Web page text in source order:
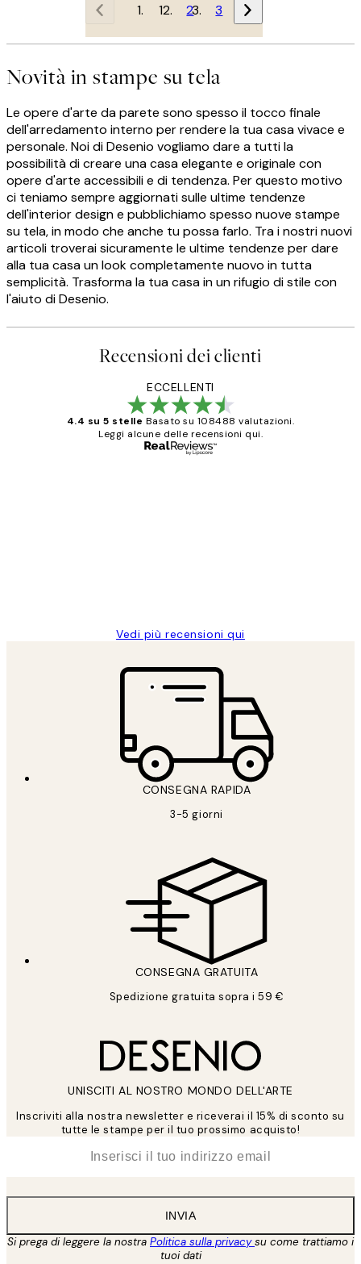
1 2 3
Novità in stampe su tela
Le opere d'arte da parete sono spesso il tocco finale
dell'arredamento interno per rendere la tua casa vivace e
personale. Noi di Desenio vogliamo dare a tutti la
possibilità di creare una casa elegante e originale con
opere d'arte accessibili e di tendenza. Per questo motivo
ci teniamo sempre aggiornati sulle ultime tendenze
dell'interior design e pubblichiamo spesso nuove stampe
su tela, in modo che anche tu possa farlo. Tra i nostri nuovi
articoli troverai sicuramente le ultime tendenze per dare
alla tua casa un look completamente nuovo in tutta
semplicità. Trasforma la tua casa in un rifugio di stile con
l'aiuto di Desenio.
Recensioni dei clienti
ECCELLENTI
4.4 su 5 stelle Basato su 108488 valutazioni.
Leggi alcune delle recensioni qui.
Vedi più recensioni qui
CONSEGNA RAPIDA
3-5 giorni
CONSEGNA GRATUITA
Spedizione gratuita sopra i 59 €
UNISCITI AL NOSTRO MONDO DELL'ARTE
Inscriviti alla nostra newsletter e riceverai il 15% di sconto su
tutte le stampe per il tuo prossimo acquisto!
INVIA
Si prega di leggere la nostra Politica sulla privacysu come trattiamo i
tuoi dati